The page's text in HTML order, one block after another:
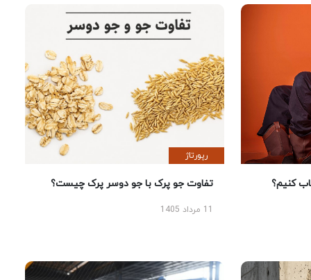
کنیم؟
رپورتاژ
تفاوت جو پرک با جو دوسر پرک چیست؟